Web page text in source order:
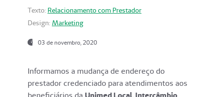
Texto: Relacionamento com Prestador
Design: Marketing
03 de novembro, 2020
Informamos a mudança de endereço do
prestador credenciado para atendimentos aos